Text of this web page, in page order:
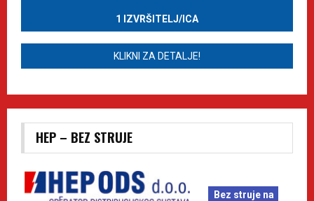
1 IZVRŠITELJ/ICA
KLIKNI ZA DETALJE!
HEP – BEZ STRUJE
Bez struje na